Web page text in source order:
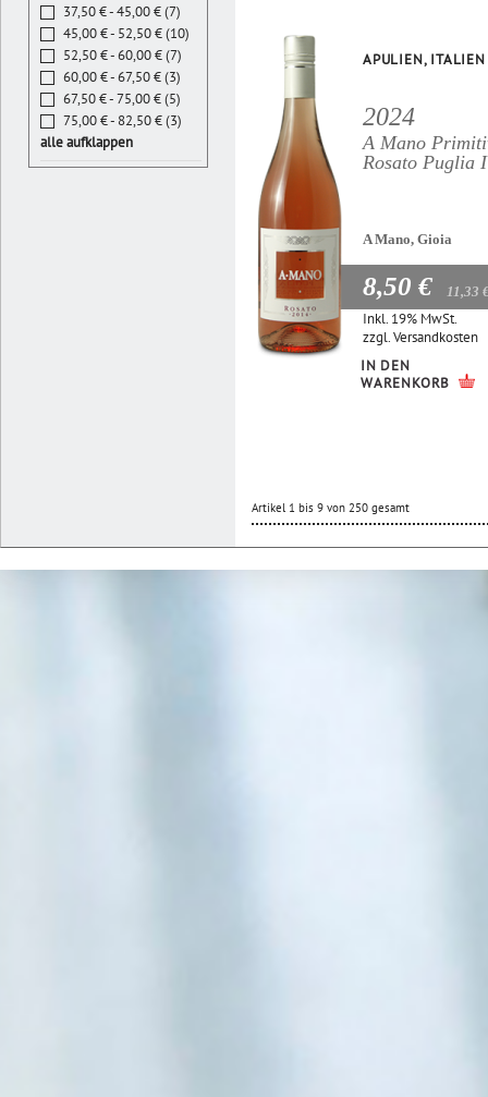
APULIEN, ITALIEN
2024
A Mano
Rosato Puglia
A Mano, Gioia
8,50 € 11,33
Inkl. 19% MwSt.
zzgl.Versandkosten
IN DEN
WARENKORB
Artikel 1 bis 9 von 250 gesamt
37,50 € - 45,00 € (7)
45,00 € - 52,50 € (10)
52,50 € - 60,00 € (7)
60,00 € - 67,50 € (3)
67,50 € - 75,00 € (5)
75,00 € - 82,50 € (3)
alle aufklappen